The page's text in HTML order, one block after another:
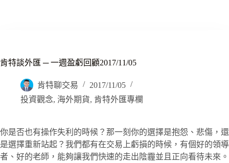
肯特談外匯 ─ 一週盈虧回顧2017/11/05
肯特聊交易
2017/11/05
投資觀念, 海外期貨, 肯特外匯專欄
你是否也有操作失利的時候？那一刻你的選擇是抱怨、悲傷，還
是選擇重新站起？我們都有在交易上虧損的時候，有個好的領導
者、好的老師，能夠讓我們快速的走出陰霾並且正向看待未來。